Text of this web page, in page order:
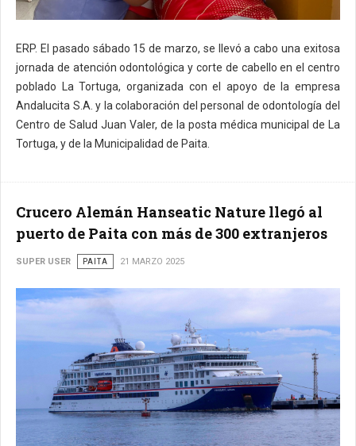
ERP. El pasado sábado 15 de marzo, se llevó a cabo una exitosa
jornada de atención odontológica y corte de cabello en el centro
poblado La Tortuga, organizada con el apoyo de la empresa
Andalucita S.A. y la colaboración del personal de odontología del
Centro de Salud Juan Valer, de la posta médica municipal de La
Tortuga, y de la Municipalidad de Paita.
Crucero Alemán Hanseatic Nature llegó al
puerto de Paita con más de 300 extranjeros
SUPER USER PAITA 21 MARZO 2025